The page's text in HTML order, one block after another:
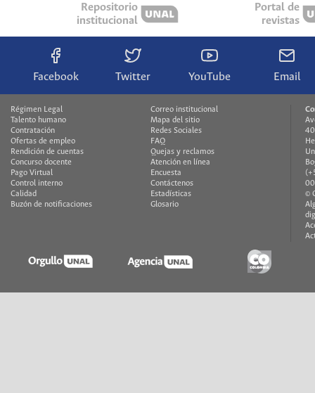
Repositorio
institucional
Portal de
revistas
Facebook Twitter YouTube Email
Régimen Legal
Talento humano
Contratación
Ofertas de empleo
Rendición de cuentas
Concurso docente
Pago Virtual
Control interno
Calidad
Buzón de notificaciones
Correo institucional
Mapa del sitio
Redes Sociales
FAQ
Quejas y reclamos
Atención en línea
Encuesta
Contáctenos
Estadísticas
Glosario
©